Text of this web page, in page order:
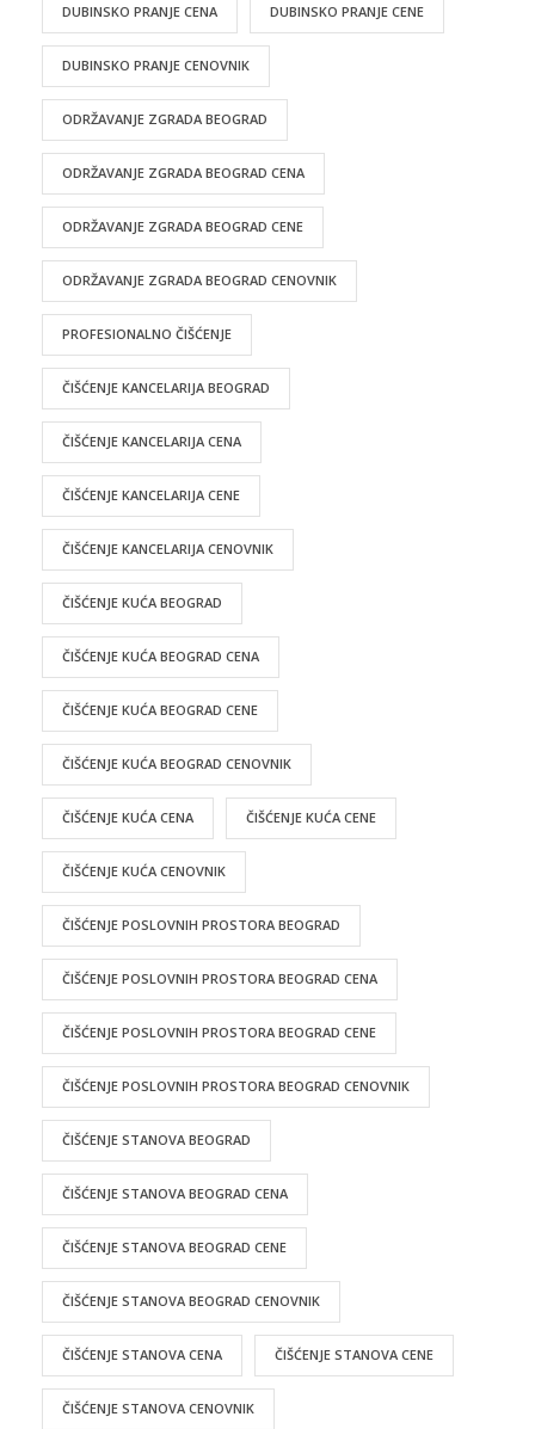
DUBINSKO PRANJE CENA DUBINSKO PRANJE CENE
DUBINSKO PRANJE CENOVNIK
ODRŽAVANJE ZGRADA BEOGRAD
ODRŽAVANJE ZGRADA BEOGRAD CENA
ODRŽAVANJE ZGRADA BEOGRAD CENE
ODRŽAVANJE ZGRADA BEOGRAD CENOVNIK
PROFESIONALNO ČIŠĆENJE
ČIŠĆENJE KANCELARIJA BEOGRAD
ČIŠĆENJE KANCELARIJA CENA
ČIŠĆENJE KANCELARIJA CENE
ČIŠĆENJE KANCELARIJA CENOVNIK
ČIŠĆENJE KUĆA BEOGRAD
ČIŠĆENJE KUĆA BEOGRAD CENA
ČIŠĆENJE KUĆA BEOGRAD CENE
ČIŠĆENJE KUĆA BEOGRAD CENOVNIK
ČIŠĆENJE KUĆA CENA ČIŠĆENJE KUĆA CENE
ČIŠĆENJE KUĆA CENOVNIK
ČIŠĆENJE POSLOVNIH PROSTORA BEOGRAD
ČIŠĆENJE POSLOVNIH PROSTORA BEOGRAD CENA
ČIŠĆENJE POSLOVNIH PROSTORA BEOGRAD CENE
ČIŠĆENJE POSLOVNIH PROSTORA BEOGRAD CENOVNIK
ČIŠĆENJE STANOVA BEOGRAD
ČIŠĆENJE STANOVA BEOGRAD CENA
ČIŠĆENJE STANOVA BEOGRAD CENE
ČIŠĆENJE STANOVA BEOGRAD CENOVNIK
ČIŠĆENJE STANOVA CENA ČIŠĆENJE STANOVA CENE
ČIŠĆENJE STANOVA CENOVNIK